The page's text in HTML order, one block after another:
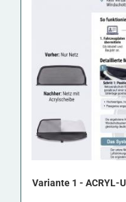
Va­ri­an­te 1 - ACRYL-​